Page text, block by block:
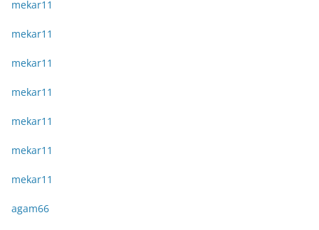
mekar11
mekar11
mekar11
mekar11
mekar11
mekar11
mekar11
agam66